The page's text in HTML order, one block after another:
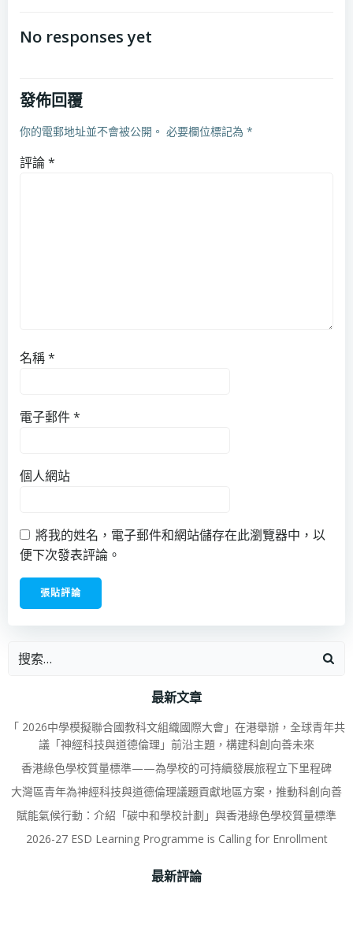
No responses yet
發佈回覆
你的電郵地址並不會被公開。 必要欄位標記為 *
評論*
名稱*
電子郵件*
個人網站
將我的姓名，電子郵件和網站儲存在此瀏覽器中，以
便下次發表評論。
最新文章
「 2026中學模擬聯合國教科文組織國際大會」在港舉辦，全球青年共
議「神經科技與道德倫理」前沿主題，構建科創向善未來
香港綠色學校質量標準——為學校的可持續發展旅程立下里程碑
大灣區青年為神經科技與道德倫理議題貢獻地區方案，推動科創向善
賦能氣候行動：介紹「碳中和學校計劃」與香港綠色學校質量標準
2026-27 ESD Learning Programme is Calling for Enrollment
最新評論